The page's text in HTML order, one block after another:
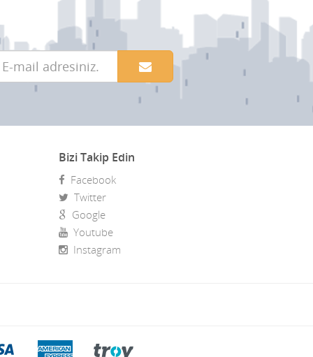
Bizi Takip Edin
Facebook
Twitter
Google
Youtube
Instagram